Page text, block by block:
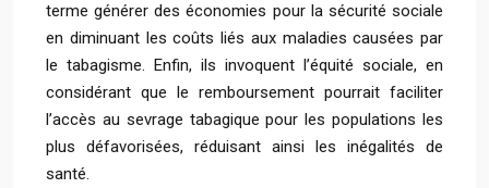
terme générer des économies pour la sécurité sociale
en diminuant les coûts liés aux maladies causées par
le tabagisme. Enfin, ils invoquent l’équité sociale, en
considérant que le remboursement pourrait faciliter
l’accès au sevrage tabagique pour les populations les
plus défavorisées, réduisant ainsi les inégalités de
santé.